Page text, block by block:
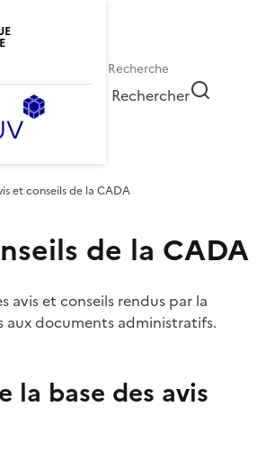
Rechercher
et conseils de la CADA
de la CADA
avis et conseils rendus par la
aux documents administratifs.
la base des avis